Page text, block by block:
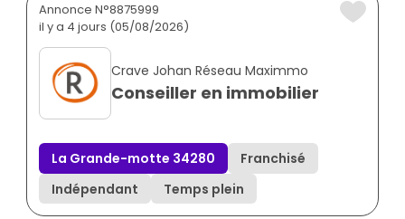
Annonce N°8875999
il y a 4 jours (05/08/2026)
Crave Johan Réseau Maximmo
Conseiller en immobilier
La Grande-motte 34280
Franchisé
Indépendant
Temps plein